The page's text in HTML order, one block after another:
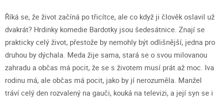
Říká se, že život začíná po třicítce, ale co když ji člověk oslavil už
dvakrát? Hrdinky komedie Bardotky jsou šedesátnice. Znají se
prakticky celý život, přestože by nemohly být odlišnější, jedna pro
druhou by dýchala. Meda žije sama, stará se o svou milovanou
zahradu a občas má pocit, že se s životem musí prát až moc. Iva
rodinu má, ale občas má pocit, jako by jí nerozuměla. Manžel
tráví celý den rozvalený na gauči, kouká na televizi, a její syn se i